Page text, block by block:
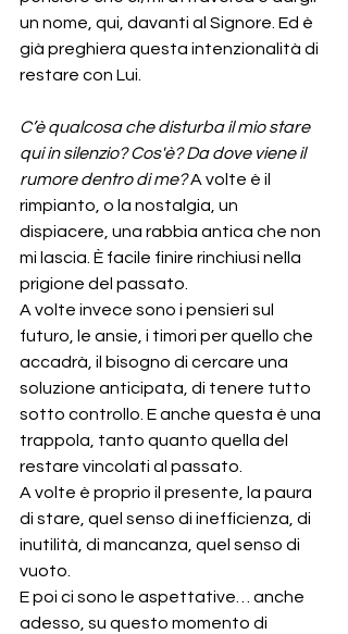
un nome, qui, davanti al Signore. Ed è
già preghiera questa intenzionalità di
restare con Lui.
C’è qualcosa che disturba il mio stare
qui in silenzio? Cos'è? Da dove viene il
rumore dentro di me? A volte è il
rimpianto, o la nostalgia, un
dispiacere, una rabbia antica che non
mi lascia. È facile finire rinchiusi nella
prigione del passato.
A volte invece sono i pensieri sul
futuro, le ansie, i timori per quello che
accadrà, il bisogno di cercare una
soluzione anticipata, di tenere tutto
sotto controllo. E anche questa è una
trappola, tanto quanto quella del
restare vincolati al passato.
A volte è proprio il presente, la paura
di stare, quel senso di inefficienza, di
inutilità, di mancanza, quel senso di
vuoto.
E poi ci sono le aspettative… anche
adesso, su questo momento di